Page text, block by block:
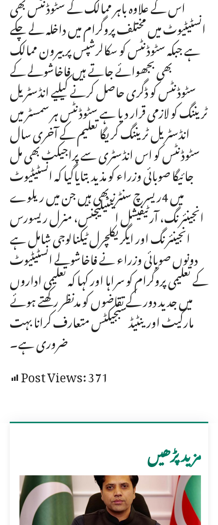
انسٹیٹیوٹ میں مختلف پروگرام میں داخلہ لے چکے
ہے جبکہ سٹوڈنٹس کو سکالرشپس پر بیرون ممالک
بھی بجھوائے جاتے ہیں فاخاشولے کے
سٹوڈنٹس کو ڈگری حاصل کرنے کیلیے انڈسٹریل
ٹریننگ کو لازمی قرار دیا ہے سٹوڈنٹس ہر سمسٹر میں
انڈسٹریل ٹریننگ کریگا تعلیم کے آخری سال
سٹوڈنٹس کو اس انڈسٹری سے پراجیکٹ بھی مل
جائیگا صوبائی وزراء کو مذیدبتایاگیا کہ انسٹیٹیوٹ
میں 4ریسرچ سنٹرز بھی ہیں جن میں ریلوے
انجینئرنگ، آرٹیفیشل اینٹیلیجنس، منرل ریسورس
انجینئرنگ اور ایگریکلچرل ٹیکنالوجی شامل ہے
دونوں صوبائی وزراء نے فاخاشولے انسٹیٹیوٹ
کے تعلیمی پروگرام کو سراہا اور کہا کہ تعلیمی اداروں
میں جدید دور کے تقاضوں کو مدنظر رکھتے ہوئے
مارکیٹ اورینٹیڈ سبجیکٹس متعارف کرانا بہت
ضروری ہے۔
Post Views:371
مزید پڑھیں